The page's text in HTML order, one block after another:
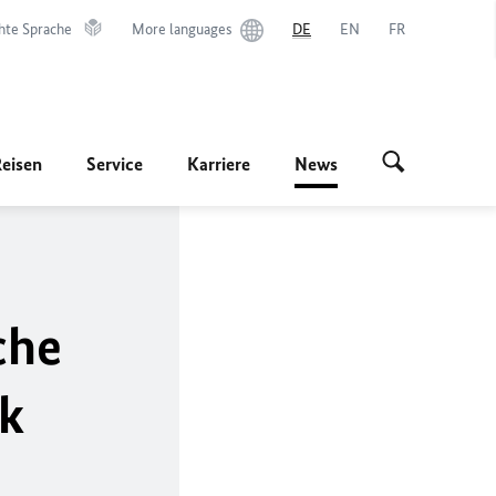
Sprache More languages DE EN FR
Service Karriere News